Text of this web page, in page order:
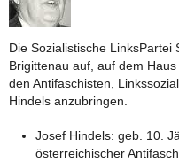
Die Sozialistische
Brigittenau auf, auf dem
den Antifaschisten,
Hindels anzubringen.
Josef Hindels: geb. 10.
österreichischer